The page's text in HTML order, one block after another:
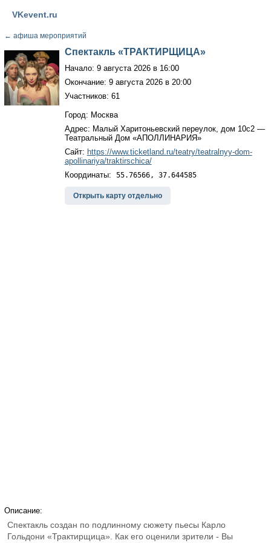
VKevent.ru
← афиша мероприятий
Спектакль «ТРАКТИРЩИЦА»
Начало: 9 августа 2026 в 16:00
Окончание: 9 августа 2026 в 20:00
Участников: 61
Город: Москва
Адрес: Малый Харитоньевский переулок, дом 10с2 —
Театральный Дом «АПОЛЛИНАРИЯ»
Сайт: https://www.ticketland.ru/teatry/teatralnyy-dom-
apollinariya/traktirschica/
Координаты: 55.76566, 37.644585
Открыть карту отдельно
Описание:
Спектакль создан по подлинному сюжету пьесы Карло
Гольдони «Трактирщица». Как его оценили зрители - Вы